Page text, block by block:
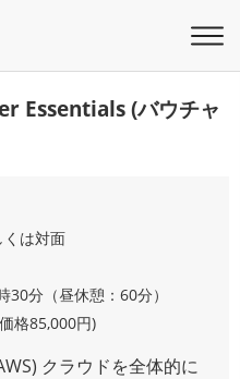
Essentials (バウチャ
は対面
30分（昼休憩：60分）
格85,000円)
クラウドを全体的に